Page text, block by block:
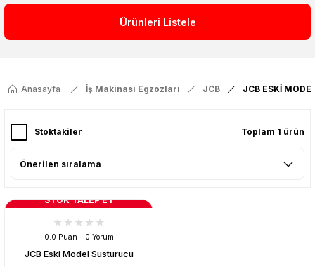
Ürünleri Listele
Anasayfa İş Makinası Egzozları JCB JCB ESKİ
Stoktakiler Toplam 1 ürün
STOK TALEP ET
0.0 Puan - 0 Yorum
JCB Eski Model Susturucu